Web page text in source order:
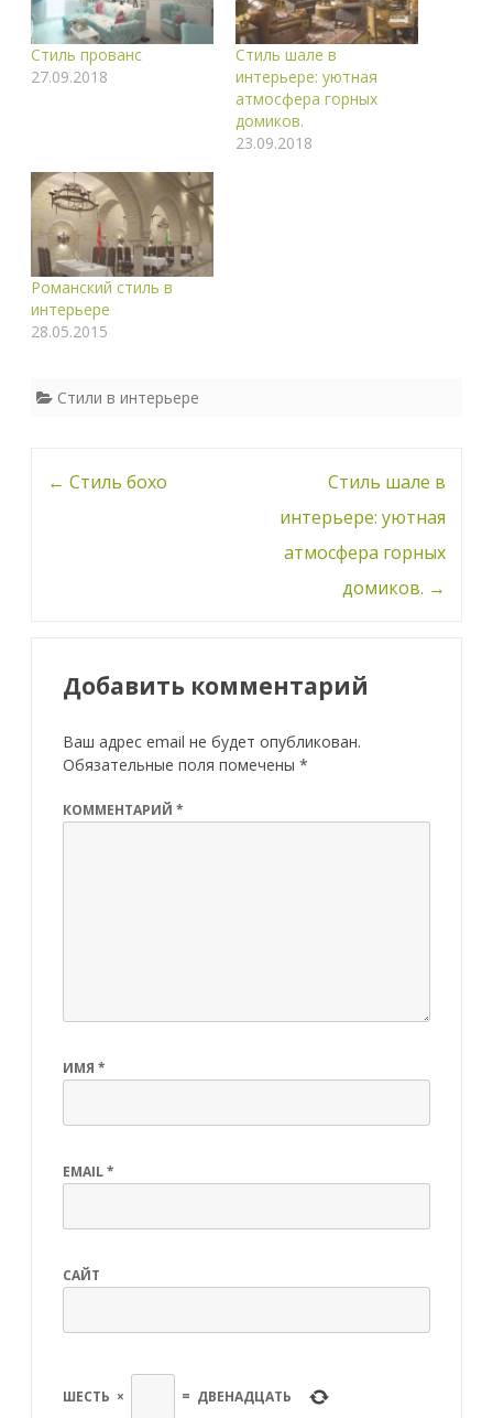
Стиль прованс
27.09.2018
Стиль шале в
интерьере: уютная
атмосфера горных
домиков.
23.09.2018
Романский стиль в
интерьере
28.05.2015
Стили в интерьере
← Стиль бохо
Стиль шале в
интерьере: уютная
атмосфера горных
домиков. →
Добавить комментарий
Ваш адрес email не будет опубликован.
Обязательные поля помечены *
КОММЕНТАРИЙ *
ИМЯ *
EMAIL*
САЙТ
ШЕСТЬ × = ДВЕНАДЦАТЬ